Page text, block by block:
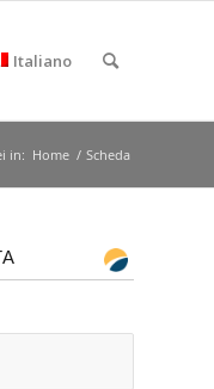
Italiano
in: Home / Scheda